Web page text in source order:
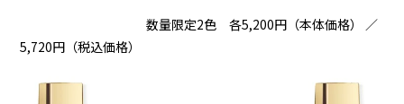
数量限定2色 各5,200円（本体価格） ／
5,720円（税込価格）